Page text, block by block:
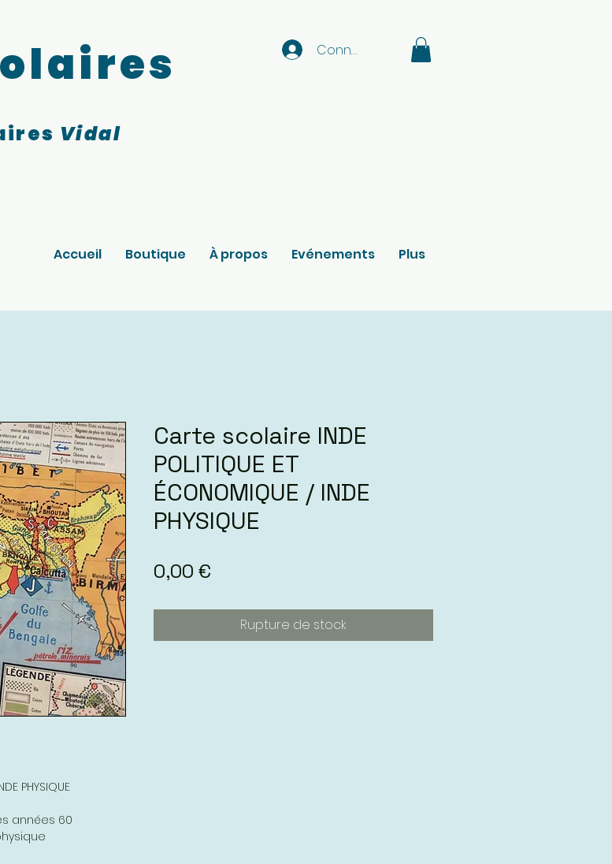
Vidal
Connexion
Accueil Boutique À propos Evénements Plus
PHYSIQUE
années 60
Carte scolaire INDE
POLITIQUE ET
ÉCONOMIQUE / INDE
PHYSIQUE
0,00 €
Rupture de stock